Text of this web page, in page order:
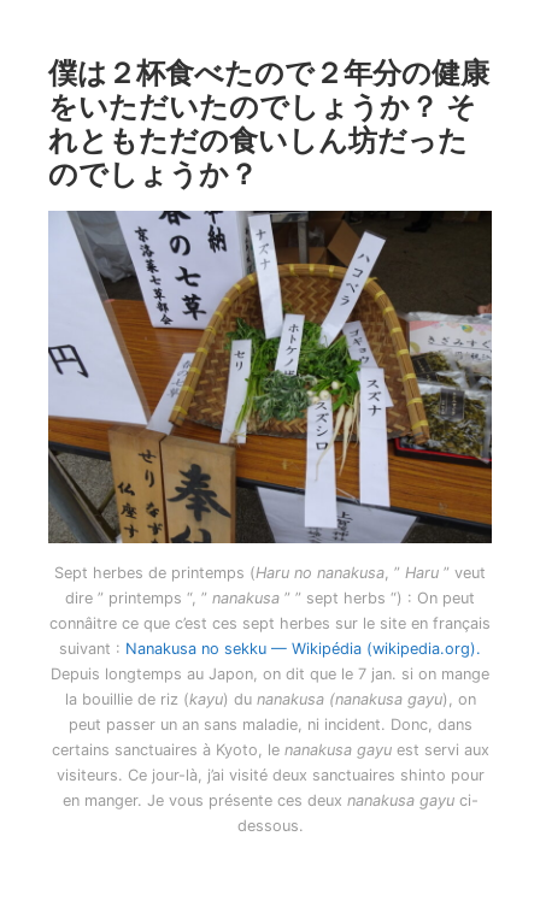
僕は２杯食べたので２年分の健康
をいただいたのでしょうか？ そ
れともただの食いしん坊だった
のでしょうか？
Sept herbes de printemps (Haru no nanakusa , ” Haru ” veut
dire ” printemps “, ” nanakusa ” ” sept herbs “) : On peut
connâitre ce que c’est ces sept herbes sur le site en français
suivant : Nanakusa no sekku — Wikipédia (wikipedia.org).
Depuis longtemps au Japon, on dit que le 7 jan. si on mange
la bouillie de riz (kayu) du nanakusa (nanakusa gayu), on
peut passer un an sans maladie, ni incident. Donc, dans
certains sanctuaires à Kyoto, le nanakusa gayu est servi aux
visiteurs. Ce jour-là, j’ai visité deux sanctuaires shinto pour
en manger. Je vous présente ces deux nanakusa gayu ci-
dessous.